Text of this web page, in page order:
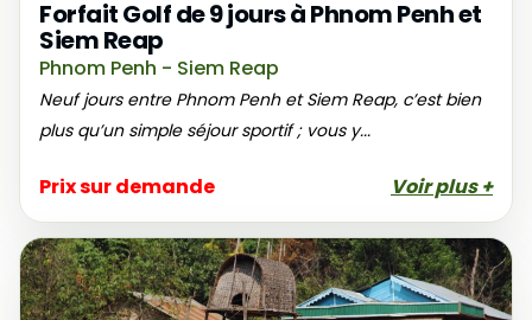
Forfait Golf de 9 jours à Phnom Penh et
Siem Reap
Phnom Penh - Siem Reap
Neuf jours entre Phnom Penh et Siem Reap, c’est bien
plus qu’un simple séjour sportif ; vous y...
Prix sur demande Voir plus +